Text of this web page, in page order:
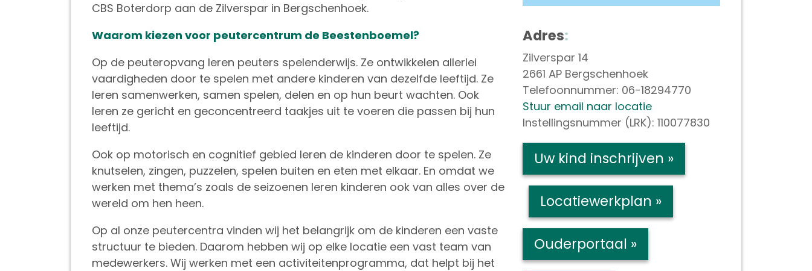
CBS Boterdorp aan de Zilverspar in Bergschenhoek.
Waarom kiezen voor peutercentrum de Beestenboemel?
Op de peuteropvang leren peuters spelenderwijs. Ze ontwikkelen allerlei
vaardigheden door te spelen met andere kinderen van dezelfde leeftijd. Ze
leren samenwerken, samen spelen, delen en op hun beurt wachten. Ook
leren ze gericht en geconcentreerd taakjes uit te voeren die passen bij hun
leeftijd.
Ook op motorisch en cognitief gebied leren de kinderen door te spelen. Ze
knutselen, zingen, puzzelen, spelen buiten en eten met elkaar. En omdat we
werken met thema’s zoals de seizoenen leren kinderen ook van alles over de
wereld om hen heen.
Op al onze peutercentra vinden wij het belangrijk om de kinderen een vaste
structuur te bieden. Daarom hebben wij op elke locatie een vast team van
medewerkers. Wij werken met een activiteitenprogramma, dat helpt bij het
Adres:
Zilverspar 14
2661 AP Bergschenhoek
Telefoonnummer: 06-18294770
Stuur email naar locatie
Instellingsnummer (LRK): 110077830
Uw kind inschrijven »
Locatiewerkplan »
Ouderportaal »